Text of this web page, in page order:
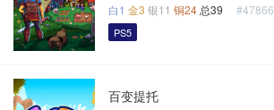
白1 金3 银11 铜24 总39 #47866
PS5
百变提托